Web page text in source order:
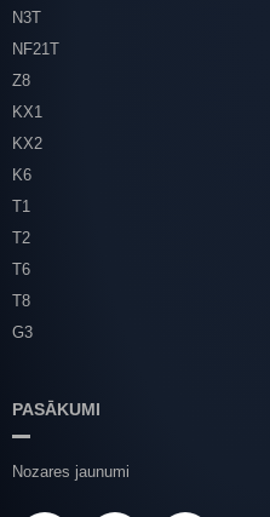
N3T
NF21T
Z8
KX1
KX2
K6
T1
T2
T6
T8
G3
PASĀKUMI
Nozares jaunumi